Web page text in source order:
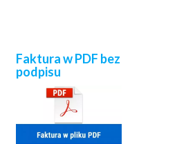
Faktura w PDF bez
podpisu